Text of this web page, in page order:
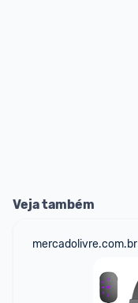
Veja também
mercadolivre.com.br